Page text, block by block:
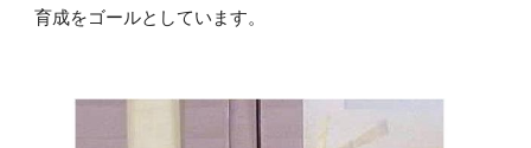
育成をゴールとしています。